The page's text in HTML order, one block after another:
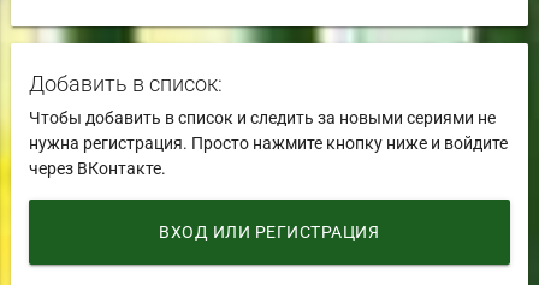
Добавить в список:
Чтобы добавить в список и следить за новыми сериями не
нужна регистрация. Просто нажмите кнопку ниже и войдите
через ВКонтакте.
ВХОД ИЛИ РЕГИСТРАЦИЯ